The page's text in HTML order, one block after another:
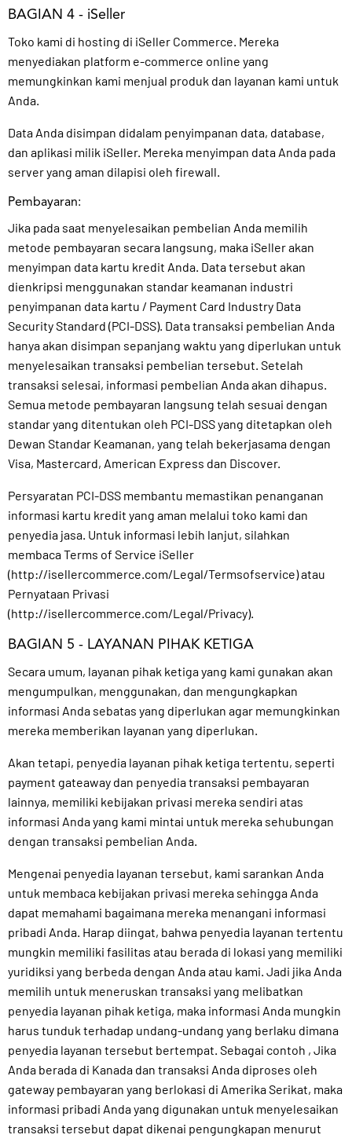
BAGIAN 4 - iSeller
Toko kami di hosting di iSeller Commerce. Mereka
menyediakan platform e-commerce online yang
memungkinkan kami menjual produk dan layanan kami untuk
Anda.
Data Anda disimpan didalam penyimpanan data, database,
dan aplikasi milik iSeller. Mereka menyimpan data Anda pada
server yang aman dilapisi oleh firewall.
Pembayaran:
Jika pada saat menyelesaikan pembelian Anda memilih
metode pembayaran secara langsung, maka iSeller akan
menyimpan data kartu kredit Anda. Data tersebut akan
dienkripsi menggunakan standar keamanan industri
penyimpanan data kartu / Payment Card Industry Data
Security Standard (PCI-DSS). Data transaksi pembelian Anda
hanya akan disimpan sepanjang waktu yang diperlukan untuk
menyelesaikan transaksi pembelian tersebut. Setelah
transaksi selesai, informasi pembelian Anda akan dihapus.
Semua metode pembayaran langsung telah sesuai dengan
standar yang ditentukan oleh PCI-DSS yang ditetapkan oleh
Dewan Standar Keamanan, yang telah bekerjasama dengan
Visa, Mastercard, American Express dan Discover.
Persyaratan PCI-DSS membantu memastikan penanganan
informasi kartu kredit yang aman melalui toko kami dan
penyedia jasa. Untuk informasi lebih lanjut, silahkan
membaca Terms of Service iSeller
(http://isellercommerce.com/Legal/Termsofservice) atau
Pernyataan Privasi
(http://isellercommerce.com/Legal/Privacy).
BAGIAN 5 - LAYANAN PIHAK KETIGA
Secara umum, layanan pihak ketiga yang kami gunakan akan
mengumpulkan, menggunakan, dan mengungkapkan
informasi Anda sebatas yang diperlukan agar memungkinkan
mereka memberikan layanan yang diperlukan.
Akan tetapi, penyedia layanan pihak ketiga tertentu, seperti
payment gateaway dan penyedia transaksi pembayaran
lainnya, memiliki kebijakan privasi mereka sendiri atas
informasi Anda yang kami mintai untuk mereka sehubungan
dengan transaksi pembelian Anda.
Mengenai penyedia layanan tersebut, kami sarankan Anda
untuk membaca kebijakan privasi mereka sehingga Anda
dapat memahami bagaimana mereka menangani informasi
pribadi Anda. Harap diingat, bahwa penyedia layanan tertentu
mungkin memiliki fasilitas atau berada di lokasi yang memiliki
yuridiksi yang berbeda dengan Anda atau kami. Jadi jika Anda
memilih untuk meneruskan transaksi yang melibatkan
penyedia layanan pihak ketiga, maka informasi Anda mungkin
harus tunduk terhadap undang-undang yang berlaku dimana
penyedia layanan tersebut bertempat. Sebagai contoh , Jika
Anda berada di Kanada dan transaksi Anda diproses oleh
gateway pembayaran yang berlokasi di Amerika Serikat, maka
informasi pribadi Anda yang digunakan untuk menyelesaikan
transaksi tersebut dapat dikenai pengungkapan menurut